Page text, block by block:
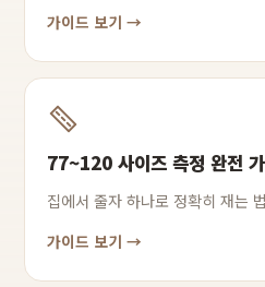
가이드 보기 →
77~120 사이즈 측정 완전
집에서 줄자 하나로 정확히 재는
가이드 보기 →